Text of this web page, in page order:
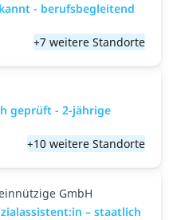
- berufsbegleitend
+7 weitere Standorte
geprüft - 2-jährige
+10 weitere Standorte
GmbH
– staatlich